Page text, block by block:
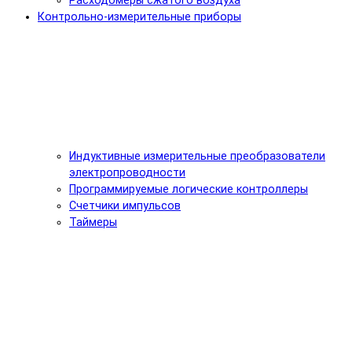
Контрольно-измерительные приборы
Индуктивные измерительные преобразователи
электропроводности
Программируемые логические контроллеры
Счетчики импульсов
Таймеры